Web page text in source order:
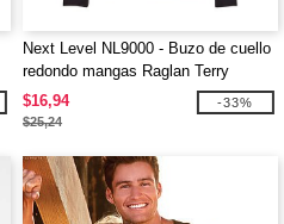
Next Level NL9000 - Buzo de cuello
redondo mangas Raglan Terry
Unisex
$16,94
$25,24
-33%